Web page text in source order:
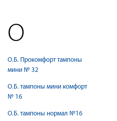
О
О.Б. Прокомфорт тампоны
мини № 32
О.Б. тампоны мини комфорт
№ 16
О.Б. тампоны нормал №16